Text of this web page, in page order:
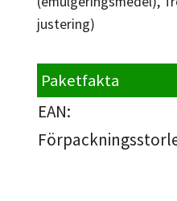
justering)
Paketfakta
EAN: